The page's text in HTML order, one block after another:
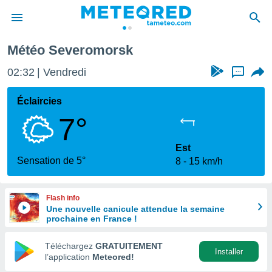
de
en
Météo Severomorsk
02:32 Vendredi ...
Éclaircies
7°
Sensation de 5°
Est
8
15 km/h
Flash info
Une nouvelle canicule attendue la semaine
prochaine en France !
Téléchargez GRATUITEMENT
l’application Meteored!
Installer